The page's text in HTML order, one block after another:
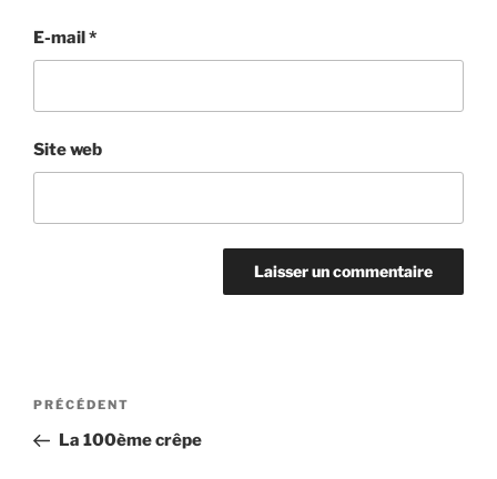
E-mail*
Site web
Navigation
l’article
Article
précédent
PRÉCÉDENT
La 100ème crêpe